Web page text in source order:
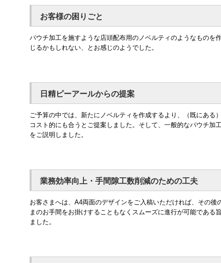
お客様の困りごと
パウチ加工を施すような店頭配布用のノベルティのようなものを
じるかもしれない、とお感じのようでした。
日精ピーアールからの提案
ご予算の中では、新たにノベルティを作成するより、（既にあ
コスト的にも合うとご提案しました。そして、一般的なパウチ
をご説明しました。
業務効率向上・手間隙工数削減のための工夫
お客さまへは、A4両面のデザインをご入稿いただければ、その
まのお手間をお掛けすることもなくスムーズに進行が可能であ
ました。